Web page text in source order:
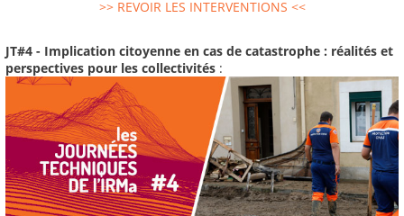
>> REVOIR LES INTERVENTIONS <<
JT#4 - Implication citoyenne en cas de catastrophe : réalités et
perspectives pour les collectivités :